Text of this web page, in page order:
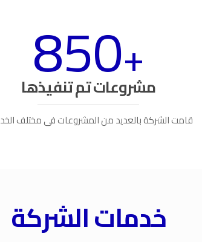
+
850
مشروعات تم تنفيذها
قامت الشركة بالعديد من المشروعات فى مختلف
خدمات الشركة